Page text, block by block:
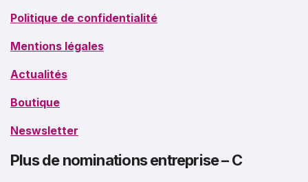
Politique de confidentialité
Mentions légales
Actualités
Boutique
Neswsletter
Plus de nominations entreprise – C